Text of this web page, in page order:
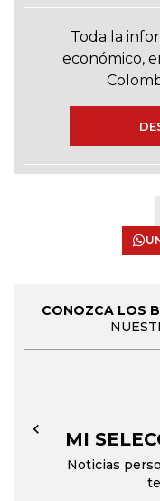
Toda la
económico,
CONOZCA LOS
MI
Noticias
←